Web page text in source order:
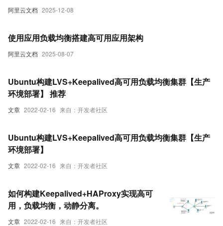
阿里云文档 2025-12-08
阿里云文档 2025-08-07
使用应用负载均衡搭建高可用应用架构
文章 2022-02-16 来自：开发者社区
Ubuntu构建LVS+Keepalived高可用负载均衡集群【生产
环境部署】 推荐
文章 2022-02-16 来自：开发者社区
Ubuntu构建LVS+Keepalived高可用负载均衡集群【生产
环境部署】
文章 2022-02-16 来自：开发者社区
如何构建Keepalived+HAProxy实现高可
用，负载均衡，动静分离。